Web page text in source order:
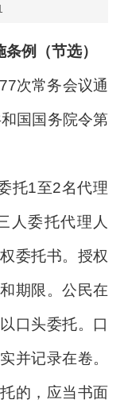
例（节选）
次常务会议通
国国务院令第
托1至2名代理
人委托代理人
委托书。授权
期限。公民在
口头委托。口
并记录在卷。
的，应当书面